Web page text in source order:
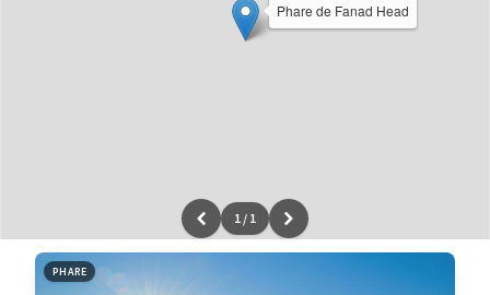
Phare de Fanad Head
Leaflet|données ©OpenStreetMap/ODbL - renduOSM France
1 / 1
PHARE